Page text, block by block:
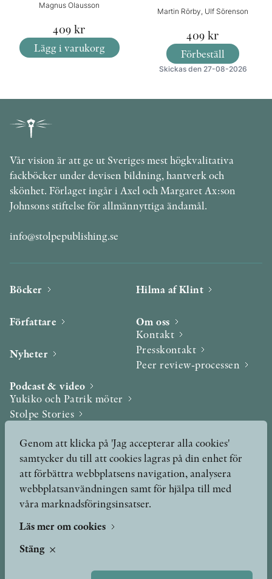
Magnus Olausson
409 kr
Lägg i varukorg
Martin Rörby, Ulf Sörenson
409 kr
Förbeställ
Skickas den 27-08-2026
Vår vision är att ge ut Sveriges mest högkvalitativa
fackböcker under devisen bildning, hantverk och
skönhet. Förlaget ingår i Axel och Margaret Ax:son
Johnsons stiftelse för allmännyttiga ändamål.
info@stolpepublishing.se
Böcker
Författare
Nyheter
Podcast & video
Yukiko och Patrik möter
Stolpe Stories
Utmärkelser & Format
Utmärkelser
Övriga format
Hilma af Klint
Om oss
Kontakt
Presskontakt
Peer review-processen
Genom att klicka på 'Jag accepterar alla cookies'
samtycker du till att cookies lagras på din enhet för
att förbättra webbplatsens navigation, analysera
webbplatsanvändningen samt för hjälpa till med
våra marknadsföringsinsatser.
Läs mer om cookies
Stäng